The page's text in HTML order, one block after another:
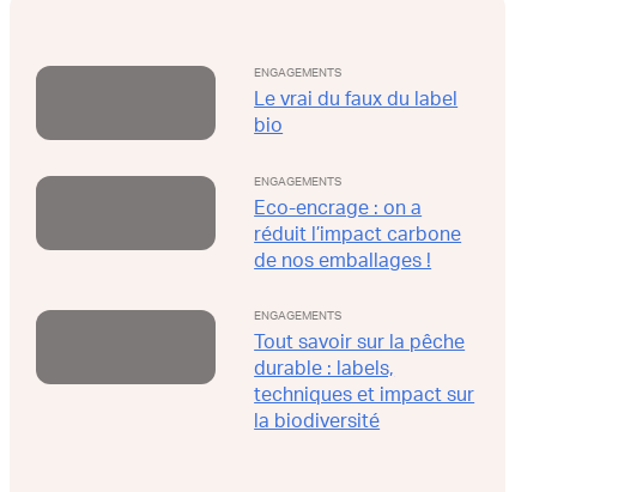
ENGAGEMENTS
Le vrai du faux du label
bio
ENGAGEMENTS
Eco-encrage : on a
réduit l’impact carbone
de nos emballages !
ENGAGEMENTS
Tout savoir sur la pêche
durable : labels,
techniques et impact sur
la biodiversité